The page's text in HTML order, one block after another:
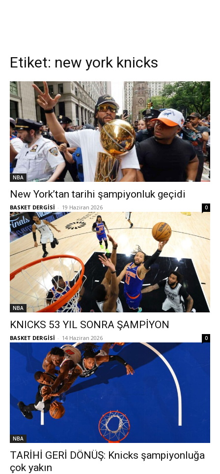
Etiket: new york knicks
NBA
New York’tan tarihi şampiyonluk geçidi
BASKET DERGİSİ - 19 Haziran 2026 0
NBA
KNICKS 53 YIL SONRA ŞAMPİYON
BASKET DERGİSİ - 14 Haziran 2026 0
NBA
TARİHİ GERİ DÖNÜŞ: Knicks şampiyonluğa
çok yakın